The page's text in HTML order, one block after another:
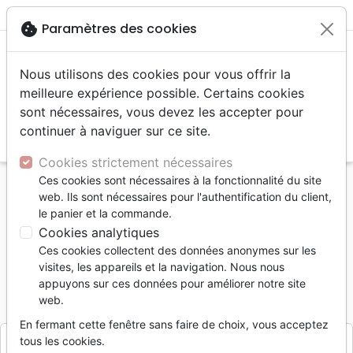
menu
Accueil Livres Etude de la Bible
Commentaires
Dieu de la dernière minute (Le)
Le Dieu de la dernière minute
Mario Ferrara
RéférenceOAS7403 EAN9782369574033
Editeur L'Oasis
cookie Paramètres des cookies
Nous utilisons des cookies pour vous offrir la
meilleure expérience possible. Certains cookies
sont nécessaires, vous devez les accepter pour
continuer à naviguer sur ce site.
Cookies strictement nécessaires
Ces cookies sont nécessaires à la fonctionnalité du site
web. Ils sont nécessaires pour l'authentification du client,
le panier et la commande.
Cookies analytiques
Ces cookies collectent des données anonymes sur les
visites, les appareils et la navigation. Nous nous
appuyons sur ces données pour améliorer notre site
web.
En fermant cette fenêtre sans faire de choix, vous acceptez
tous les cookies.